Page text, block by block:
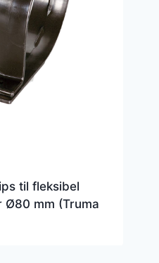
til fleksibel
Ø80 mm (Truma
00)